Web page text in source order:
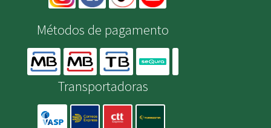
Métodos de pagamento
Transportadoras